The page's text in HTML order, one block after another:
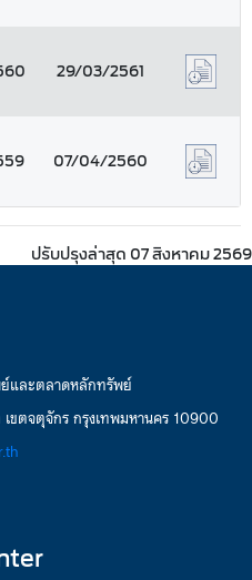
29/03/2561
07/04/2560
ปรับปรุงล่าสุด 07 สิงหาคม 2569
และตลาดหลักทรัพย์
ขตจตุจักร กรุงเทพมหานคร 10900